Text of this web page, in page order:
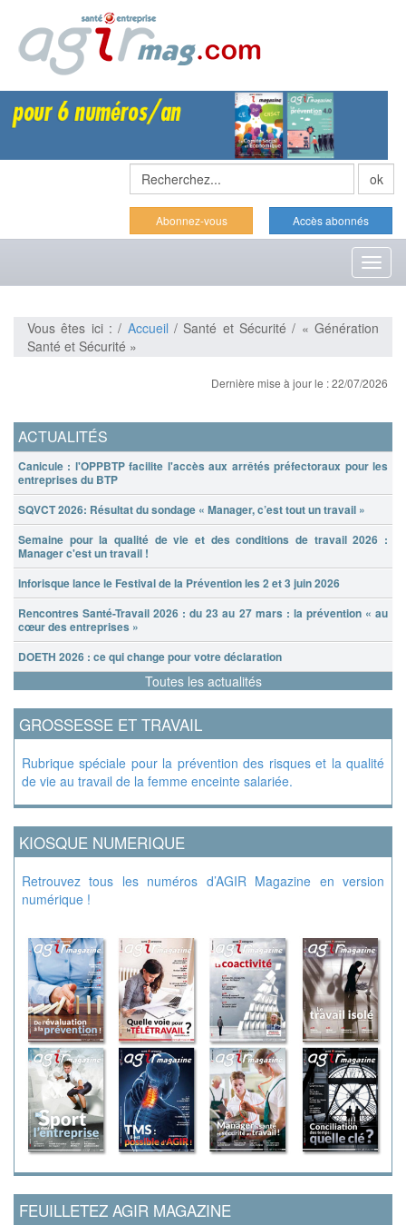
Abonnez-vous Accès abonnés
Vous êtes ici : / Accueil / Santé et Sécurité / « Génération
Santé et Sécurité »
Dernière mise à jour le : 22/07/2026
ACTUALITÉS
Canicule : l'OPPBTP facilite l'accès aux arrêtés préfectoraux pour les
entreprises du BTP
SQVCT 2026: Résultat du sondage « Manager, c’est tout un travail »
Semaine pour la qualité de vie et des conditions de travail 2026 :
Manager c'est un travail !
Inforisque lance le Festival de la Prévention les 2 et 3 juin 2026
Rencontres Santé-Travail 2026 : du 23 au 27 mars : la prévention « au
cœur des entreprises »
DOETH 2026 : ce qui change pour votre déclaration
Toutes les actualités
GROSSESSE ET TRAVAIL
Rubrique spéciale pour la prévention des risques et la qualité
de vie au travail de la femme enceinte salariée.
KIOSQUE NUMERIQUE
Retrouvez tous les numéros d’AGIR Magazine en version
numérique !
FEUILLETEZ AGIR MAGAZINE